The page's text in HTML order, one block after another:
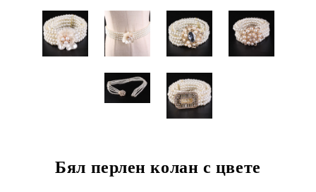
Бял перлен колан с цвете